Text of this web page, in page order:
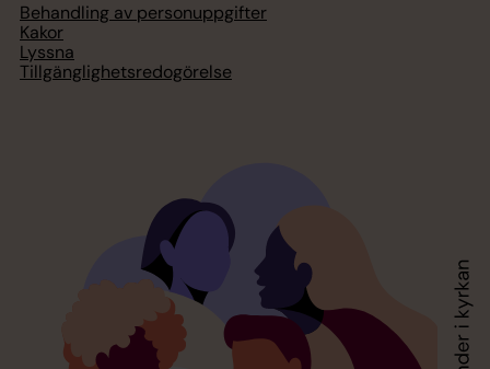
Behandling av personuppgifter
Kakor
Lyssna
Tillgänglighetsredogörelse